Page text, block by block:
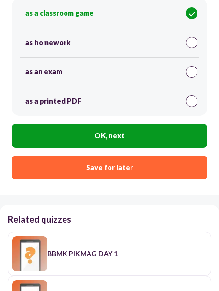
as a classroom game
as homework
as an exam
as a printed PDF
OK, next
Save for later
Related quizzes
BBMK PIKMAG DAY 1